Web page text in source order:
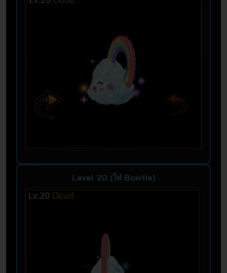
Level 20 (ใส่ Bowtie)